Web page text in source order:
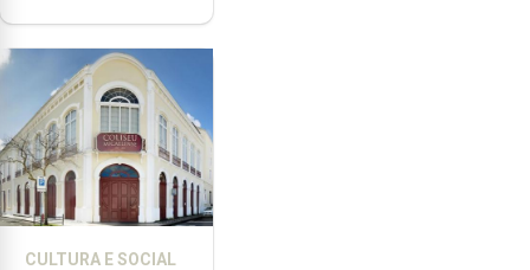
CULTURA E SOCIAL